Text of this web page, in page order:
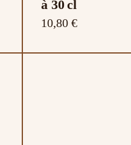
à 30 cl
10,80 €